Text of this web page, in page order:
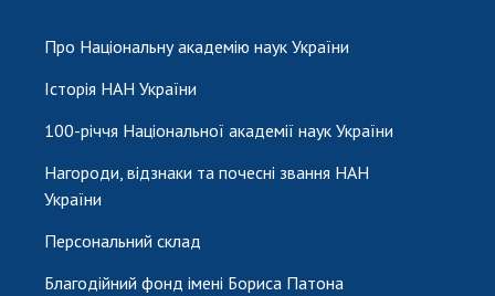
Про Національну академію наук України
Історія НАН України
100-річчя Національної академії наук України
Нагороди, відзнаки та почесні звання НАН
України
Персональний склад
Благодійний фонд імені Бориса Патона